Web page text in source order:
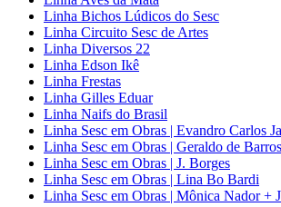
Linha Bichos Lúdicos do Sesc
Linha Circuito Sesc de Artes
Linha Diversos 22
Linha Edson Ikê
Linha Frestas
Linha Gilles Eduar
Linha Naifs do Brasil
Linha Sesc em Obras | Evandro Carlos
Linha Sesc em Obras | Geraldo de Barros
Linha Sesc em Obras | J. Borges
Linha Sesc em Obras | Lina Bo Bardi
Linha Sesc em Obras | Mônica Nador +